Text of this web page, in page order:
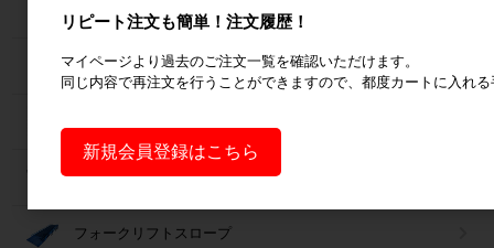
６輪台車
ラック
パレット
フォークリフトスロープ
リピート注文も簡単！注文履歴！
マイページより過去のご注文一覧を確認いただけます。
同じ内容で再注文を行うことができますので、都度カートに入れ
新規会員登録はこちら